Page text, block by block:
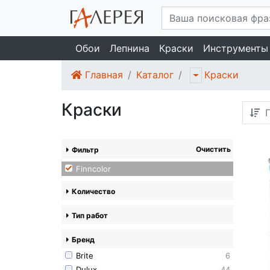
Обои Лепнина Краски Инструменты
Главная Каталог Краски
Краски
Фильтр Очистить
Finncolor
Количество
Тип работ
Бренд
Brite
6